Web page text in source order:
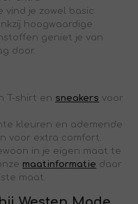
vind je zowel basic
hoogwaardige
geniet je van
door.
T-shirt en sneakers voor
kleuren en ademende
voor extra comfort.
in je eigen maat te
maatinformatie daar
maat.